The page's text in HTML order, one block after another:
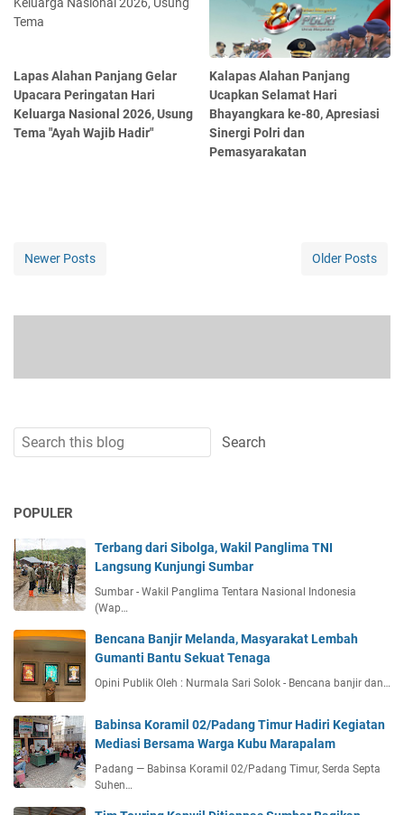
Lapas Alahan Panjang Gelar
Upacara Peringatan Hari
Keluarga Nasional 2026, Usung
Tema "Ayah Wajib Hadir"
Kalapas Alahan Panjang
Ucapkan Selamat Hari
Bhayangkara ke-80, Apresiasi
Sinergi Polri dan
Pemasyarakatan
Newer Posts Older Posts
POPULER
Terbang dari Sibolga, Wakil Panglima TNI
Langsung Kunjungi Sumbar
Sumbar - Wakil Panglima Tentara Nasional Indonesia
(Wap…
Bencana Banjir Melanda, Masyarakat Lembah
Gumanti Bantu Sekuat Tenaga
Opini Publik Oleh : Nurmala Sari Solok - Bencana banjir dan…
Babinsa Koramil 02/Padang Timur Hadiri Kegiatan
Mediasi Bersama Warga Kubu Marapalam
Padang — Babinsa Koramil 02/Padang Timur, Serda Septa
Suhen…